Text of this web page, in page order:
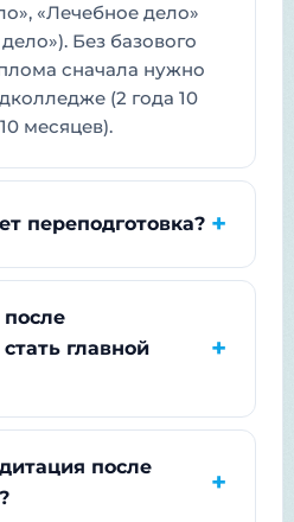
«Лечебное дело»
Без базового
сначала нужно
(2 года 10
месяцев).
переподготовка?
главной
после